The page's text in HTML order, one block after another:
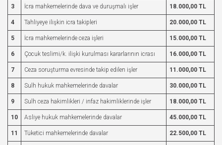
3 İcra mahkemelerinde dava ve duruşmalı işler 18.000,00 TL
4 Tahliyeye ilişkin icra takipleri 20.000,00 TL
5 İcra mahkemelerinde ceza işleri 15.000,00 TL
6 Çocuk teslimi/k. ilişki kurulması kararlarının icrası 16.000,00 TL
7 Ceza soruşturma evresinde takip edilen işler 11.000,00 TL
8 Sulh hukuk mahkemelerinde davalar 30.000,00 TL
9 Sulh ceza hakimlikleri / infaz hakimliklerinde işler 18.000,00 TL
10 Asliye hukuk mahkemelerinde davalar 45.000,00 TL
11 Tüketici mahkemelerinde davalar 22.500,00 TL